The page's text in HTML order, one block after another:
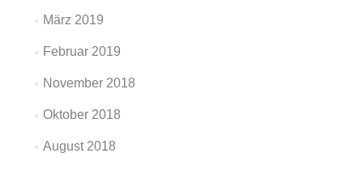
März 2019
Februar 2019
November 2018
Oktober 2018
August 2018